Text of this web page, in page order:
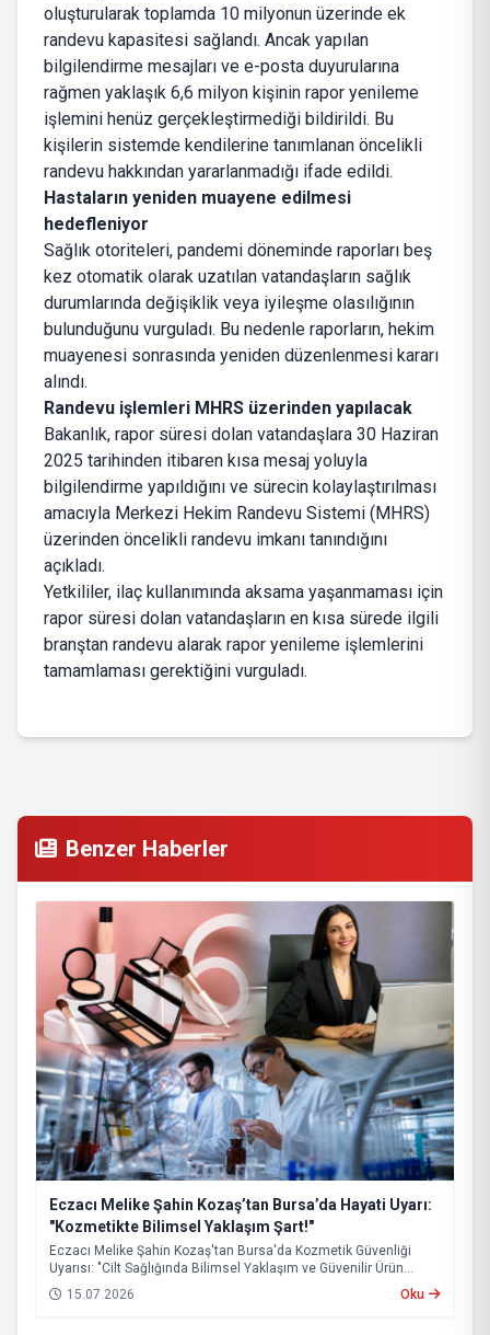
oluşturularak toplamda 10 milyonun üzerinde ek
randevu kapasitesi sağlandı. Ancak yapılan
bilgilendirme mesajları ve e-posta duyurularına
rağmen yaklaşık 6,6 milyon kişinin rapor yenileme
işlemini henüz gerçekleştirmediği bildirildi. Bu
kişilerin sistemde kendilerine tanımlanan öncelikli
randevu hakkından yararlanmadığı ifade edildi.
Hastaların yeniden muayene edilmesi
hedefleniyor
Sağlık otoriteleri, pandemi döneminde raporları beş
kez otomatik olarak uzatılan vatandaşların sağlık
durumlarında değişiklik veya iyileşme olasılığının
bulunduğunu vurguladı. Bu nedenle raporların, hekim
muayenesi sonrasında yeniden düzenlenmesi kararı
alındı.
Randevu işlemleri MHRS üzerinden yapılacak
Bakanlık, rapor süresi dolan vatandaşlara 30 Haziran
2025 tarihinden itibaren kısa mesaj yoluyla
bilgilendirme yapıldığını ve sürecin kolaylaştırılması
amacıyla Merkezi Hekim Randevu Sistemi (MHRS)
üzerinden öncelikli randevu imkanı tanındığını
açıkladı.
Yetkililer, ilaç kullanımında aksama yaşanmaması için
rapor süresi dolan vatandaşların en kısa sürede ilgili
branştan randevu alarak rapor yenileme işlemlerini
tamamlaması gerektiğini vurguladı.
Benzer Haberler
Eczacı Melike Şahin Kozaş’tan Bursa’da Hayati Uyarı:
"Kozmetikte Bilimsel Yaklaşım Şart!"
Eczacı Melike Şahin Kozaş'tan Bursa'da Kozmetik Güvenliği
Uyarısı: "Cilt Sağlığında Bilimsel Yaklaşım ve Güvenilir Ürün
Kullanımı Hayati Önem Taşıyor"
15.07.2026 Oku